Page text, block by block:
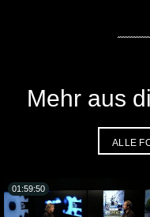
Mehr aus
01:59:50